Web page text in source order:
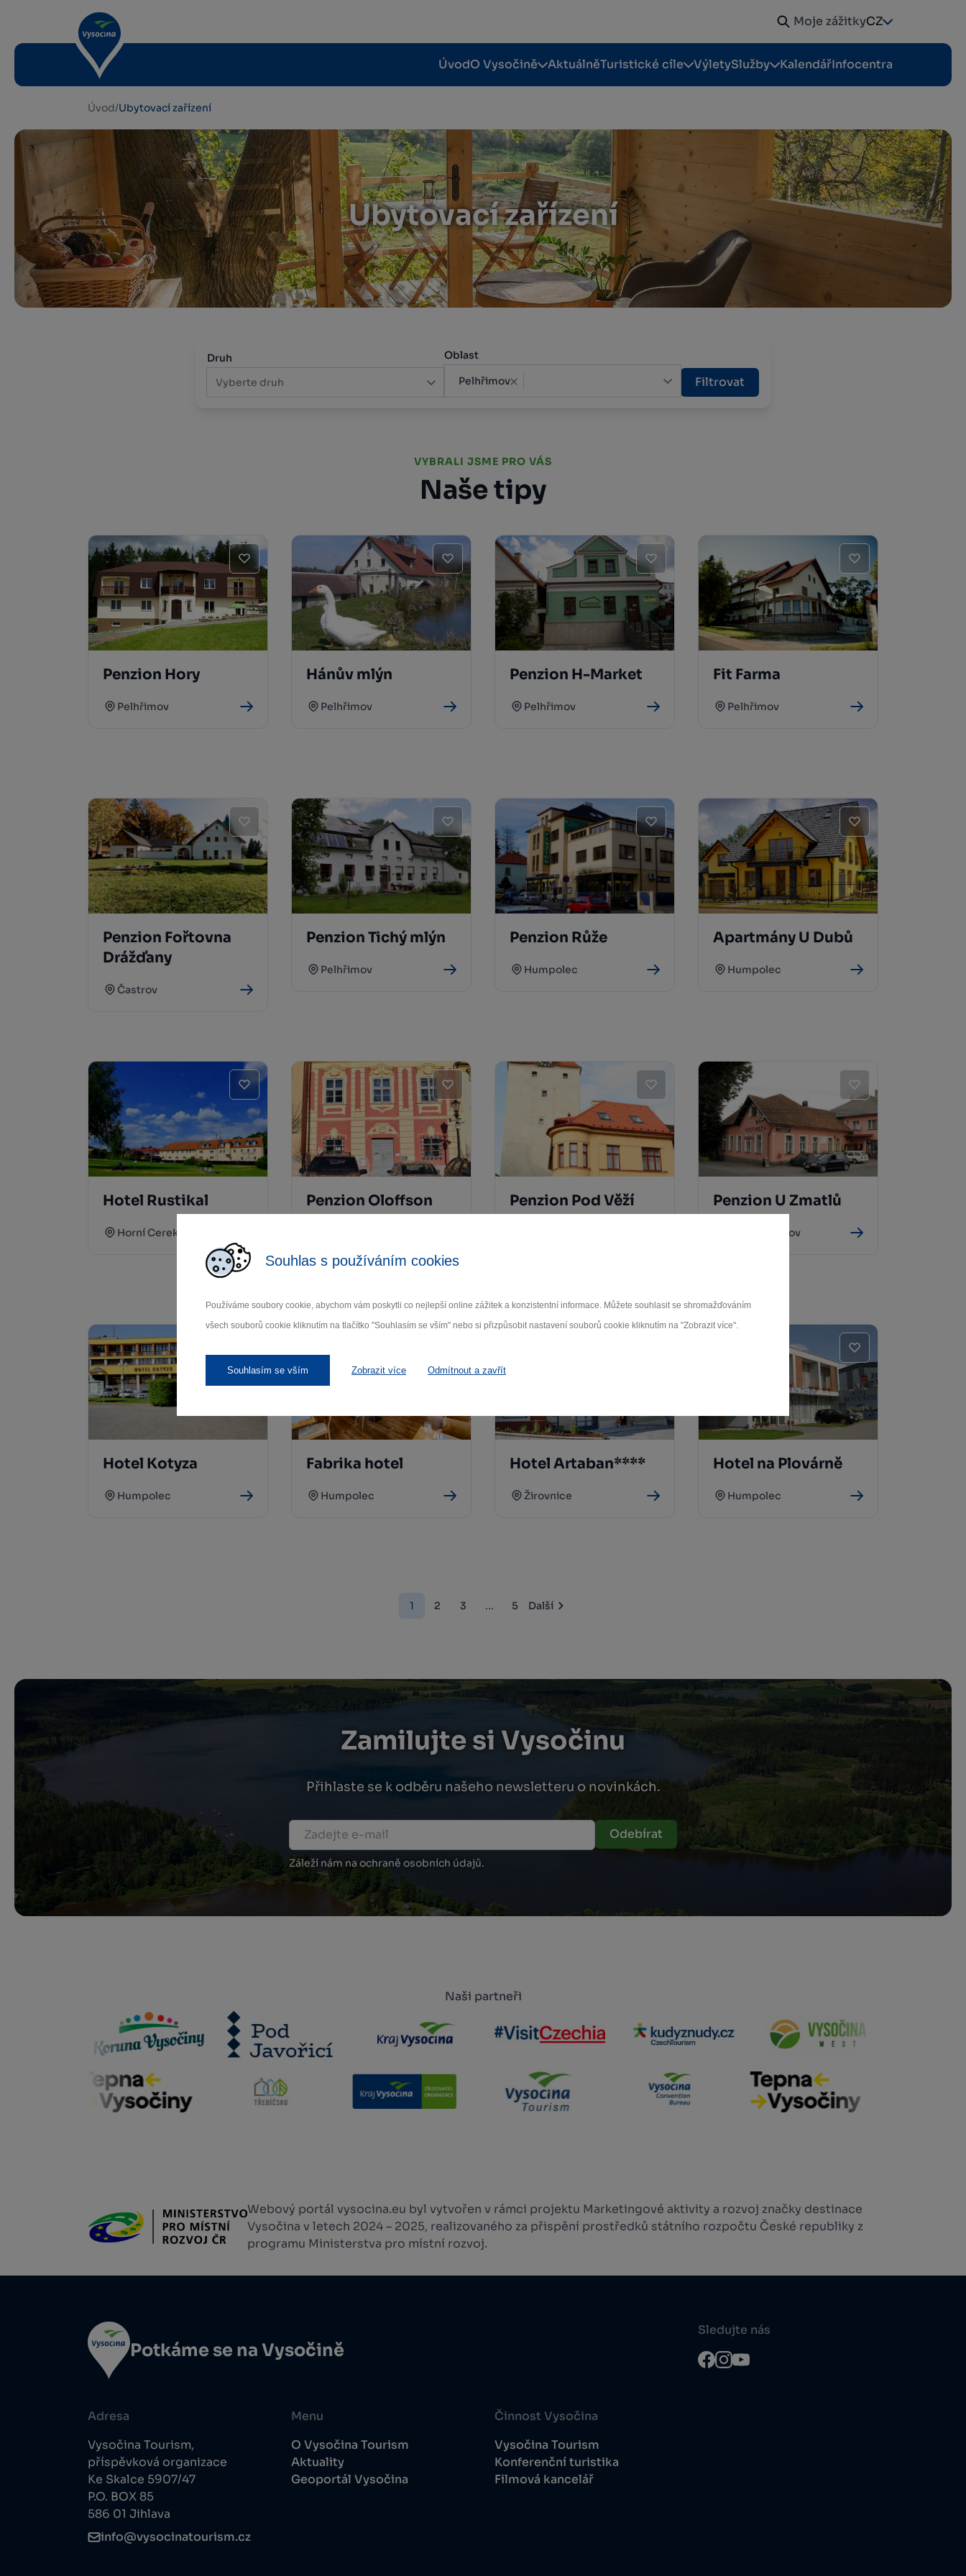
Souhlas s používáním cookies
Používáme soubory cookie, abychom vám poskytli co nejlepší online zážitek a konzistentní informace. Můžete souhlasit se shromažďováním
všech souborů cookie kliknutím na tlačítko "Souhlasím se vším" nebo si přizpůsobit nastavení souborů cookie kliknutím na "Zobrazit více".
Souhlasím se vším Zobrazit více Odmítnout a zavřít
Moje zážitkyCZ
ÚvodO Vysočině AktuálněTuristické cíle VýletySlužby KalendářInfocentra
Úvod/Ubytovací zařízení
Ubytovací zařízení
Druh
Vyberte druh
Oblast
Pelhřimov
Filtrovat
VYBRALI JSME PRO VÁS
Naše tipy
Penzion Hory
Pelhřimov
Hánův mlýn
Pelhřimov
Penzion H-Market
Pelhřimov
Fit Farma
Pelhřimov
Penzion Fořtovna
Drážďany
Častrov
Penzion Tichý mlýn
Pelhřimov
Penzion Růže
Humpolec
Apartmány U Dubů
Humpolec
Hotel Rustikal
Horní Cerekev
Penzion Oloffson Penzion Pod Věží Penzion U Zmatlů
Nový Rychnov
Hotel Kotyza
Humpolec
Fabrika hotel
Humpolec
Hotel Artaban****
Žirovnice
Hotel na Plovárně
Humpolec
1 2 3 ... 5 Další
Zamilujte si Vysočinu
Přihlaste se k odběru našeho newsletteru o novinkách.
Záleží nám na ochraně osobních údajů.
Odebírat
Naši partneři
Webový portál vysocina.eu byl vytvořen v rámci projektu Marketingové aktivity a rozvoj značky destinace
Vysočina v letech 2024 – 2025, realizovaného za přispění prostředků státního rozpočtu České republiky z
programu Ministerstva pro místní rozvoj.
Potkáme se na Vysočině
Adresa
Vysočina Tourism,
příspěvková organizace
Ke Skalce 5907/47
P.O. BOX 85
586 01 Jihlava
info@vysocinatourism.cz
Menu
O Vysočina Tourism
Aktuality
Geoportál Vysočina
Činnost Vysočina
Vysočina Tourism
Konferenční turistika
Filmová kancelář
Sledujte nás